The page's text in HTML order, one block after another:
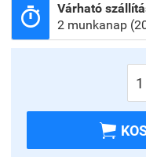

Várható
2 munkanap
